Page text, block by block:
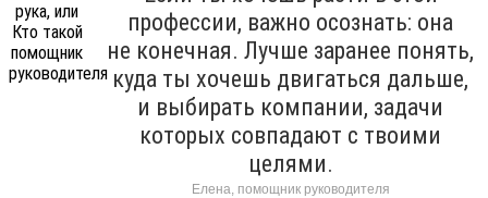
профессии, важно осознать: она
не конечная. Лучше заранее понять,
куда ты хочешь двигаться дальше,
и выбирать компании, задачи
которых совпадают с твоими
целями.
Елена, помощник руководителя